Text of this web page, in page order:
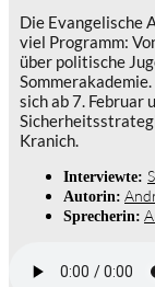
Die Evangelische
viel Programm:
über politische
sich ab 7. Februar
Kranich.
Interviewte:
Autorin:
Sprecherin: